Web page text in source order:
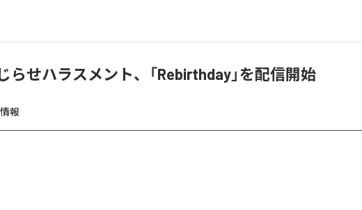
らせハラスメント、「Rebirthday」を配信開始
報